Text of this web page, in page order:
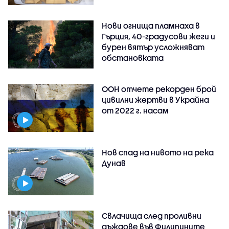
Нови огнища пламнаха в
Гърция, 40-градусови жеги и
бурен вятър усложняват
обстановката
ООН отчете рекорден брой
цивилни жертви в Украйна
от 2022 г. насам
Нов спад на нивото на река
Дунав
Свлачища след проливни
дъждове във Филипините